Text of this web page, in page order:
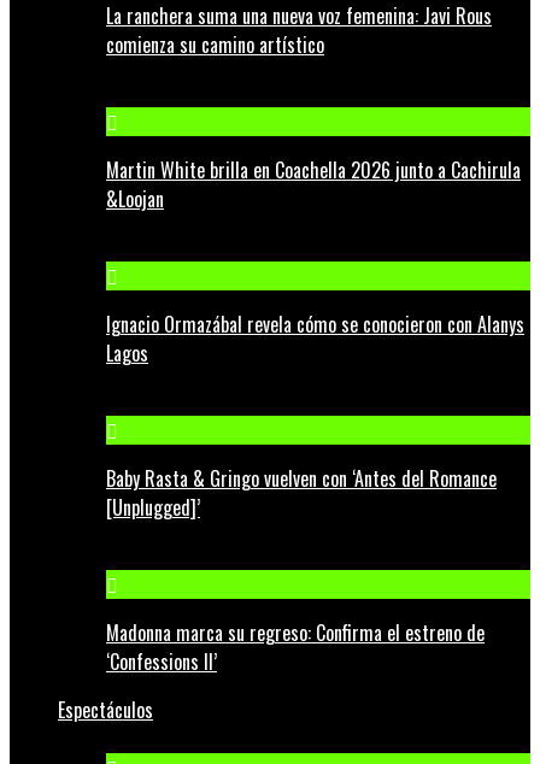
La ranchera suma una nueva voz femenina: Javi Rous
comienza su camino artístico
Martin White brilla en Coachella 2026 junto a Cachirula
&Loojan
Ignacio Ormazábal revela cómo se conocieron con Alanys
Lagos
Baby Rasta & Gringo vuelven con ‘Antes del Romance
[Unplugged]’
Madonna marca su regreso: Confirma el estreno de
‘Confessions II’
Espectáculos